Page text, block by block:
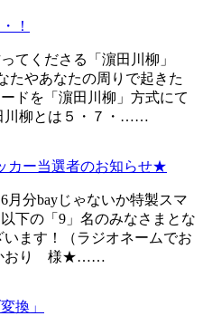
！
てくださる「濵田川柳」
たやあなたの周りで起きた
ドを「濵田川柳」方式にて
川柳とは５・７・……
カー当選者のお知らせ★
月分bayじゃないか特製スマ
下の「9」名のみなさまとな
ます！（ラジオネームでお
かおり 様★……
換」